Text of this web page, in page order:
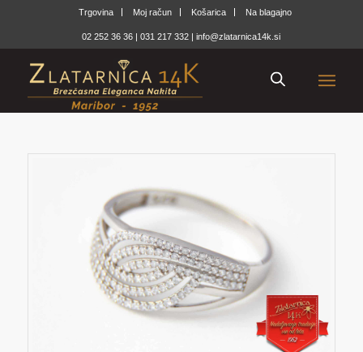
Trgovina Moj račun Košarica Na blagajno
02 252 36 36 |031 217 332 |info@zlatarnica14k.si